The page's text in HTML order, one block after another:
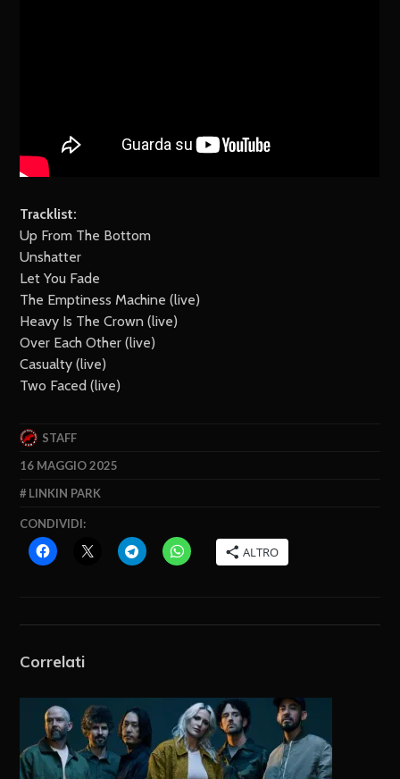
Tracklist:
Up From The Bottom
Unshatter
Let You Fade
The Emptiness Machine (live)
Heavy Is The Crown (live)
Over Each Other (live)
Casualty (live)
Two Faced (live)
STAFF
16 MAGGIO 2025
LINKIN PARK
CONDIVIDI:
ALTRO
Correlati